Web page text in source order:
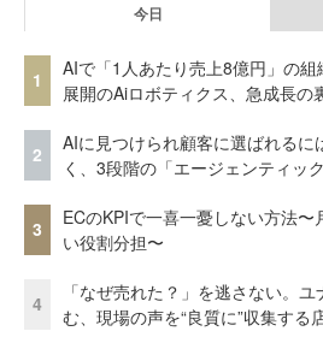
今日
1
AIで「1人あたり売上8億円」の組
展開のAiロボティクス、急成長の
2
AIに見つけられ顧客に選ばれるに
く、3段階の「エージェンティッ
3
ECのKPIで一喜一憂しない方法〜
い役割分担〜
4
「なぜ売れた？」を逃さない。
む、現場の声を“良質に”収集する